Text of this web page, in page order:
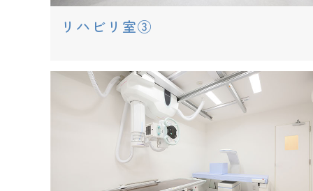
リハビリ室③